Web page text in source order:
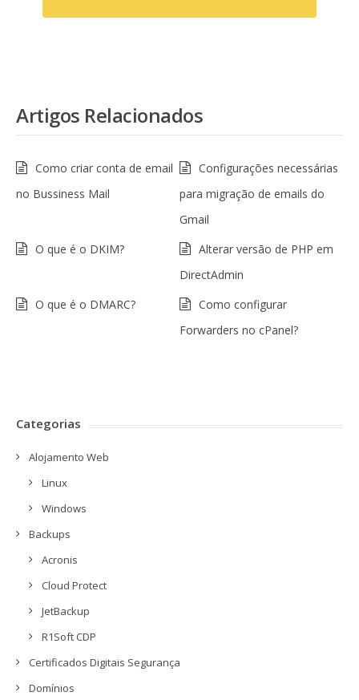
Artigos Relacionados
Como criar conta de email
no Bussiness Mail
Configurações necessárias
para migração de emails do
Gmail
O que é o DKIM?
Alterar versão de PHP em
DirectAdmin
O que é o DMARC?
Como configurar
Forwarders no cPanel?
Categorias
Alojamento Web
Linux
Windows
Backups
Acronis
Cloud Protect
JetBackup
R1Soft CDP
Certificados Digitais Segurança
Domínios